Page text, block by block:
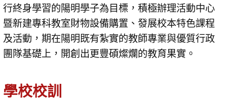
行終身學習的陽明學子為目標，積極辦理活動中心
暨新建專科教室財物設備購置、發展校本特色課程
及活動，期在陽明既有紮實的教師專業與優質行政
團隊基礎上，開創出更豐碩燦爛的教育果實。
學校校訓